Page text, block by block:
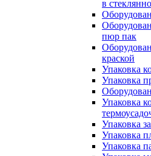
в
пюр пак
краской
Упаковка
Упаковка
Упаковка
Упаковка
Упаковка
Упаковка